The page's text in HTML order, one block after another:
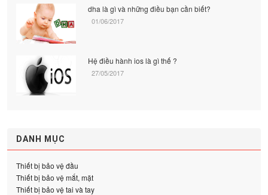
dha là gì và những điều bạn cần biết?
01/06/2017
Hệ điều hành ios là gì thế ?
27/05/2017
DANH MỤC
Thiết bị bảo vệ đầu
Thiết bị bảo vệ mắt, mặt
Thiết bị bảo vệ tai và tay